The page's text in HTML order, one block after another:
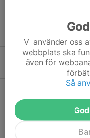
Fotboll för
Sommarinfo
18 jun, 12:57
Egen camp för
10 jun, 09:45
Erbjudande
Vi använder oss
webbplats ska
även för
Så